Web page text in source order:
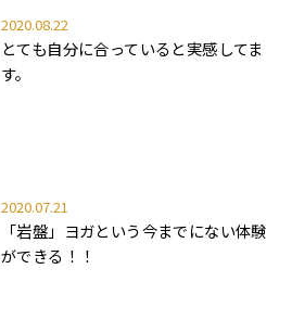
2020.08.22
とても自分に合っていると実感してま
す。
2020.07.21
「岩盤」ヨガという今までにない体験
ができる！！